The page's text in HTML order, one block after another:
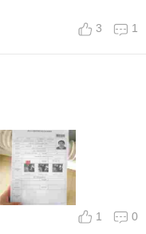
3 1
1 0